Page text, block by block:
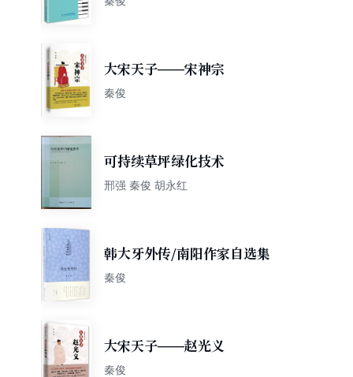
大宋天子——宋神宗
秦俊
可持续草坪绿化技术
邢强 秦俊 胡永红
韩大牙外传/南阳作家自选集
秦俊
大宋天子——赵光义
秦俊